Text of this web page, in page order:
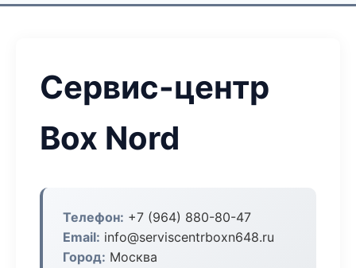
Сервис-центр
Box Nord
Телефон: +7 (964) 880-80-47
Email: info@serviscentrboxn648.ru
Город: Москва